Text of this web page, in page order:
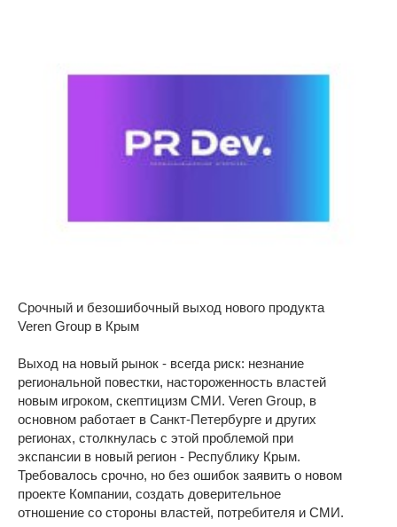
Срочный и безошибочный выход нового продукта
Veren Group в Крым
Выход на новый рынок - всегда риск: незнание
региональной повестки, настороженность властей
новым игроком, скептицизм СМИ. Veren Group, в
основном работает в Санкт-Петербурге и других
регионах, столкнулась с этой проблемой при
экспансии в новый регион - Республику Крым.
Требовалось срочно, но без ошибок заявить о новом
проекте Компании, создать доверительное
отношение со стороны властей, потребителя и СМИ.